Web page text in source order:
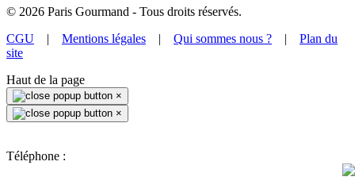
© 2026 Paris Gourmand - Tous droits réservés.
CGU | Mentions légales | Qui sommes nous ? | Plan du
site
Haut de la page
×
×
Téléphone :